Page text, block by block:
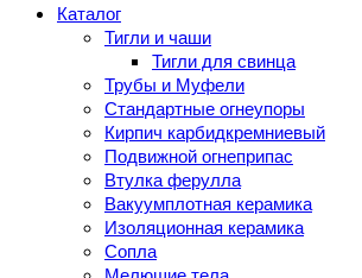
Каталог
Тигли и чаши
Тигли для свинца
Трубы и Муфели
Стандартные огнеупоры
Кирпич карбидкремниевый
Подвижной огнеприпас
Втулка ферулла
Вакуумплотная керамика
Изоляционная керамика
Сопла